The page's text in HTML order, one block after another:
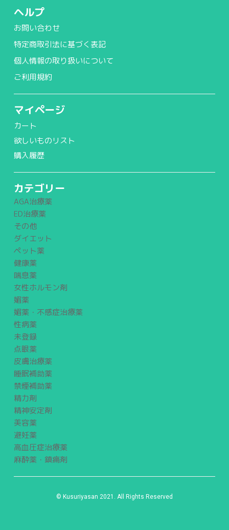
ヘルプ
お問い合わせ
特定商取引法に基づく表記
個人情報の取り扱いについて
ご利用規約
マイページ
カート
欲しいものリスト
購入履歴
カテゴリー
AGA治療薬
ED治療薬
その他
ダイエット
ペット薬
健康薬
喘息薬
女性ホルモン剤
媚薬
媚薬・不感症治療薬
性病薬
未登録
点眼薬
皮膚治療薬
睡眠補助薬
禁煙補助薬
精力剤
精神安定剤
美容薬
避妊薬
高血圧症治療薬
麻酔薬・鎮痛剤
© Kusuriyasan 2021. All Rights Reserved